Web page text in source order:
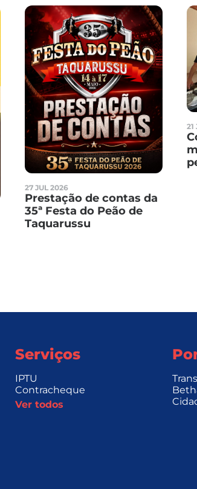
27 JUL 2026
Prestação de contas da
35ª Festa do Peão de
Taquarussu
21
Serviços
IPTU
Contracheque
Ver todos